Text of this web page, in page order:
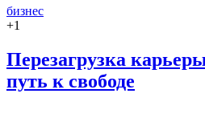
бизнес
+1
Перезагрузка
путь к свободе